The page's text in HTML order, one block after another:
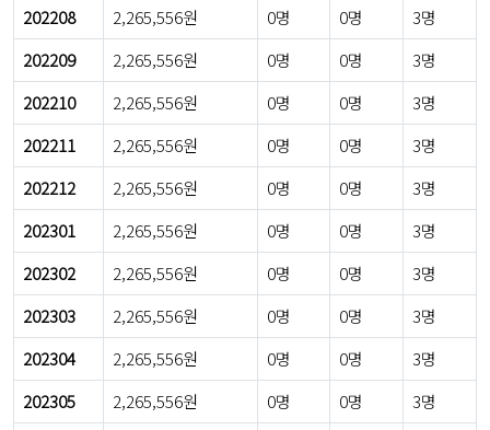
202208
2,265,556원 0명 0명
3명
202209
2,265,556원 0명 0명
3명
202210
2,265,556원 0명 0명
3명
202211
2,265,556원 0명 0명
3명
202212
2,265,556원 0명 0명
3명
202301
2,265,556원 0명 0명
3명
202302
2,265,556원 0명 0명
3명
202303
2,265,556원 0명 0명
3명
202304
2,265,556원 0명 0명
3명
202305
2,265,556원 0명 0명
3명